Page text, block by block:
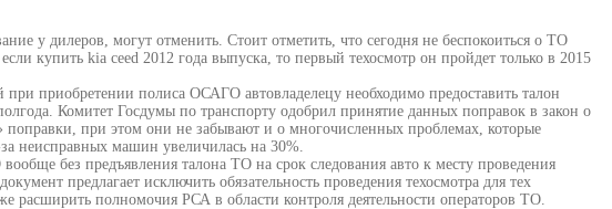
у дилеров, могут отменить. Стоит отметить, что сегодня не беспокоиться о ТО
купить kia ceed 2012 года выпуска, то первый техосмотр он пройдет только в 2015
приобретении полиса ОСАГО автовладелецу необходимо предоставить талон
Комитет Госдумы по транспорту одобрил принятие данных поправок в закон о
поправки, при этом они не забывают и о многочисленных проблемах, которые
неисправных машин увеличилась на 30%.
без предъявления талона ТО на срок следования авто к месту проведения
предлагает исключить обязательность проведения техосмотра для тех
расширить полномочия РСА в области контроля деятельности операторов ТО.